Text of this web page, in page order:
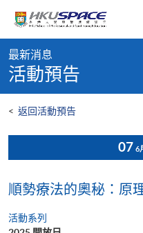
content
content
start
最新消息
活動預告
< 返回活動預告
07 6
順勢療法的奧秘：原
活動系列